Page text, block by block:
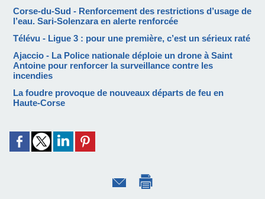
Corse-du-Sud - Renforcement des restrictions d’usage de
l’eau. Sari-Solenzara en alerte renforcée
Télévu - Ligue 3 : pour une première, c’est un sérieux raté
Ajaccio - La Police nationale déploie un drone à Saint
Antoine pour renforcer la surveillance contre les
incendies
La foudre provoque de nouveaux départs de feu en
Haute-Corse